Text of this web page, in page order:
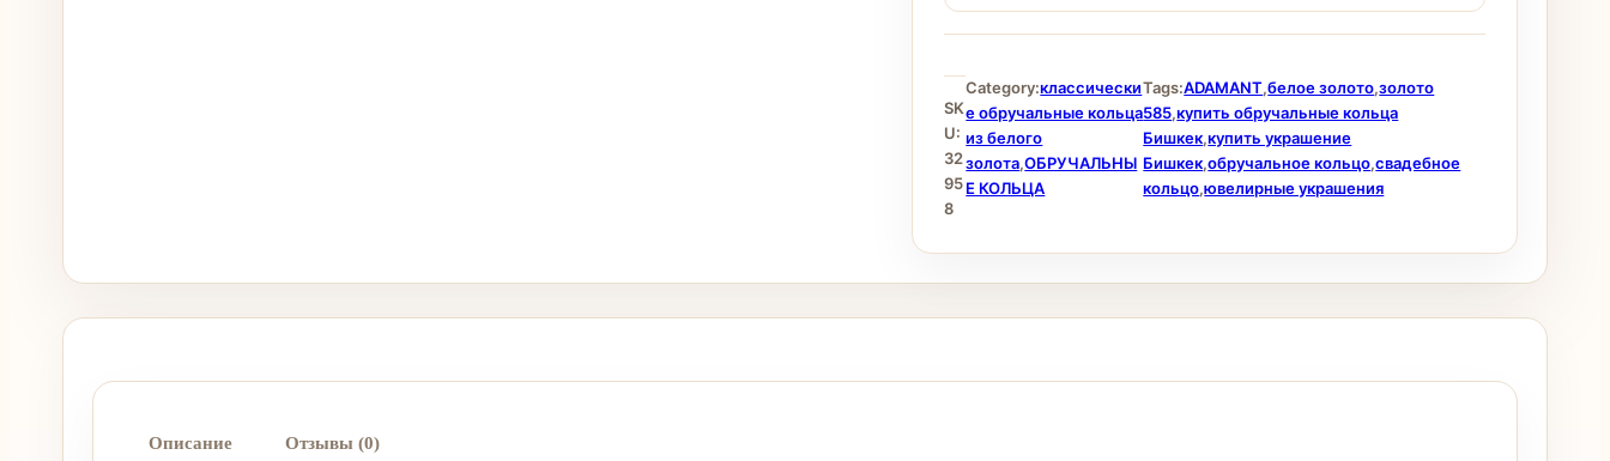
SK
U:
32
95
8
Category:классически
е обручальные кольца
из белого
золота,ОБРУЧАЛЬНЫ
Е КОЛЬЦА
Tags:ADAMANT,белое золото,золото
585,купить обручальные кольца
Бишкек,купить украшение
Бишкек,обручальное кольцо,свадебное
кольцо,ювелирные украшения
Описание Отзывы (0)